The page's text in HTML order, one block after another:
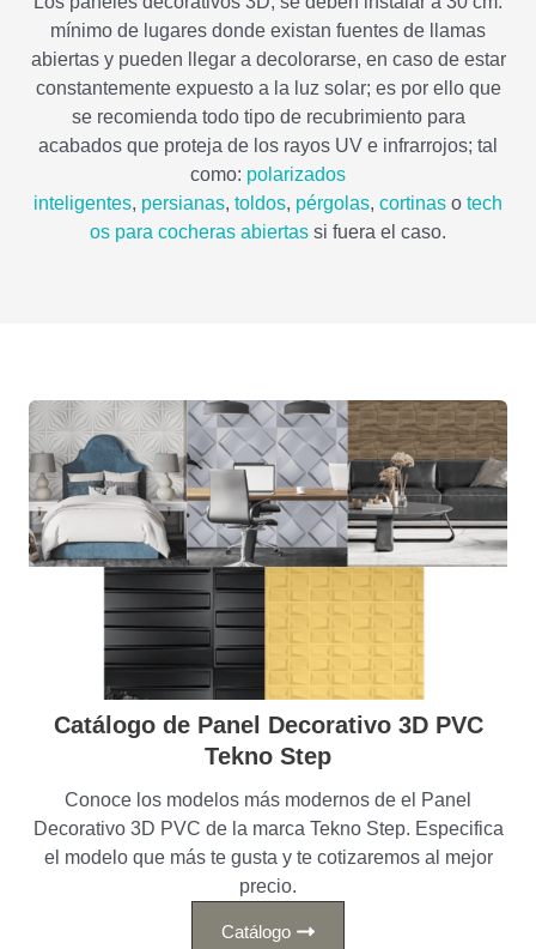
mínimo de lugares donde existan fuentes de llamas
abiertas y pueden llegar a decolorarse, en caso de estar
constantemente expuesto a la luz solar; es por ello que
se recomienda todo tipo de recubrimiento para
acabados que proteja de los rayos UV e infrarrojos; tal
como: polarizados
inteligentes, persianas, toldos, pérgolas, cortinas o tech
os para cocheras abiertas si fuera el caso.
Catálogo de Panel Decorativo 3D PVC
Tekno Step
Conoce los modelos más modernos de el Panel
Decorativo 3D PVC de la marca Tekno Step. Especifica
el modelo que más te gusta y te cotizaremos al mejor
precio.
Catálogo